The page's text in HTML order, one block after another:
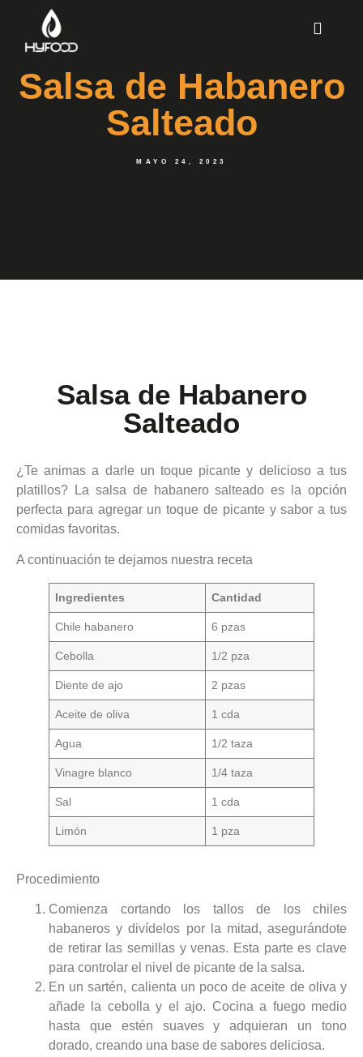
Salsa de Habanero
Salteado
MAYO 24, 2023
Salsa de Habanero
Salteado
¿Te animas a darle un toque picante y delicioso a tus
platillos? La salsa de habanero salteado es la opción
perfecta para agregar un toque de picante y sabor a tus
comidas favoritas.
A continuación te dejamos nuestra receta
Ingredientes Cantidad
Chile habanero 6 pzas
Cebolla 1/2 pza
Diente de ajo 2 pzas
Aceite de oliva 1 cda
Agua 1/2 taza
Vinagre blanco 1/4 taza
Sal 1 cda
Limón 1 pza
Procedimiento
Comienza cortando los tallos de los chiles
habaneros y divídelos por la mitad, asegurándote
de retirar las semillas y venas. Esta parte es clave
para controlar el nivel de picante de la salsa.
En un sartén, calienta un poco de aceite de oliva y
añade la cebolla y el ajo. Cocina a fuego medio
hasta que estén suaves y adquieran un tono
dorado, creando una base de sabores deliciosa.